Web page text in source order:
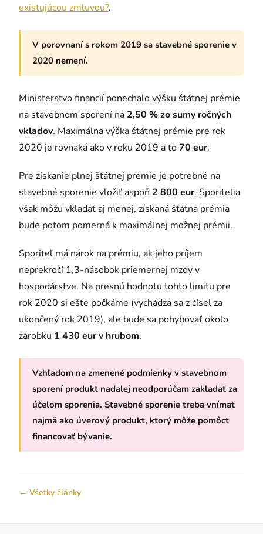
existujúcou zmluvou?.
V porovnaní s rokom 2019 sa stavebné sporenie v
2020 nemení.
Ministerstvo financií ponechalo výšku štátnej prémie
na stavebnom sporení na 2,50 % zo sumy ročných
vkladov. Maximálna výška štátnej prémie pre rok
2020 je rovnaká ako v roku 2019 a to70 eur.
Pre získanie plnej štátnej prémie je potrebné na
stavebné sporenie vložiť aspoň 2 800 eur. Sporitelia
však môžu vkladať aj menej, získaná štátna prémia
bude potom pomerná k maximálnej možnej prémii.
Sporiteľ má nárok na prémiu, ak jeho príjem
neprekročí 1,3-násobok priemernej mzdy v
hospodárstve. Na presnú hodnotu tohto limitu pre
rok 2020 si ešte počkáme (vychádza sa z čísel za
ukončený rok 2019), ale bude sa pohybovať okolo
zárobku 1 430 eur v hrubom.
Vzhľadom na zmenené podmienky v stavebnom
sporení produkt naďalej neodporúčam zakladať za
účelom sporenia. Stavebné sporenie treba vnímať
najmä ako úverový produkt, ktorý môže pomôcť
financovať bývanie.
← Všetky články